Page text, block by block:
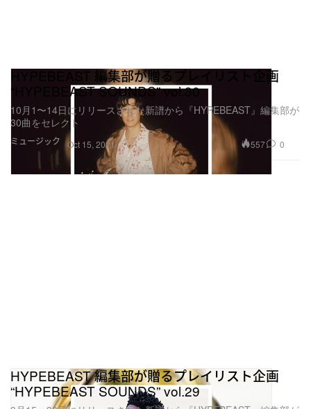
ミュージック
HYPEBEAST 編集部が贈るプレイリスト企画
“HYPEBEAST SOUNDS” vol.30
10月1〜14日にリリースされた新譜から『HYPEBEAST』編集部が
30曲をセレクト
Oct 15, 2021 557 0
HYPEBEAST 編集部が贈るプレイリスト企画
“HYPEBEAST SOUNDS” vol.29